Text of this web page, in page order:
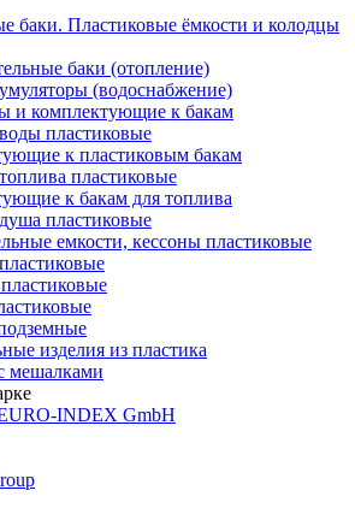
баки. Пластиковые ёмкости и колодцы
баки (отопление)
(водоснабжение)
и комплектующие к бакам
пластиковые
к пластиковым бакам
пластиковые
к бакам для топлива
пластиковые
емкости, кессоны пластиковые
изделия из пластика
мешалками
INDEX GmbH